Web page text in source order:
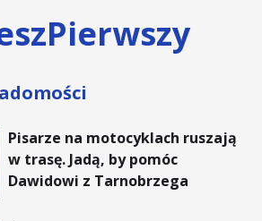
Pisarze na motocyklach ruszają
w trasę. Jadą, by pomóc
Dawidowi z Tarnobrzega